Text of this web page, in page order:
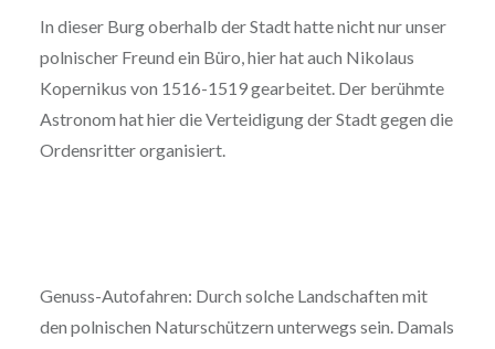
In dieser Burg oberhalb der Stadt hatte nicht nur unser
polnischer Freund ein Büro, hier hat auch Nikolaus
Kopernikus von 1516-1519 gearbeitet. Der berühmte
Astronom hat hier die Verteidigung der Stadt gegen die
Ordensritter organisiert.
Genuss-Autofahren: Durch solche Landschaften mit
den polnischen Naturschützern unterwegs sein. Damals